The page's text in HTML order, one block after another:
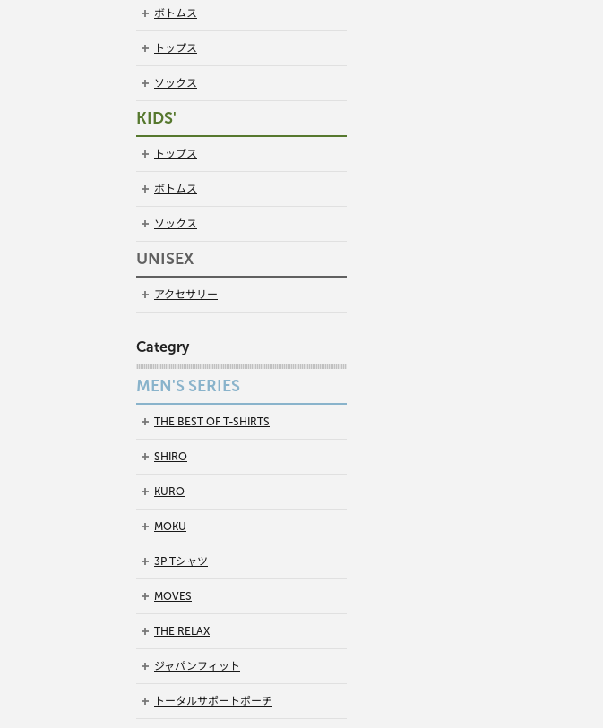
ボトムス
トップス
ソックス
KIDS'
トップス
ボトムス
ソックス
UNISEX
アクセサリー
Categry
MEN'S SERIES
THE BEST OF T-SHIRTS
SHIRO
KURO
MOKU
3P Tシャツ
MOVES
THE RELAX
ジャパンフィット
トータルサポートポーチ